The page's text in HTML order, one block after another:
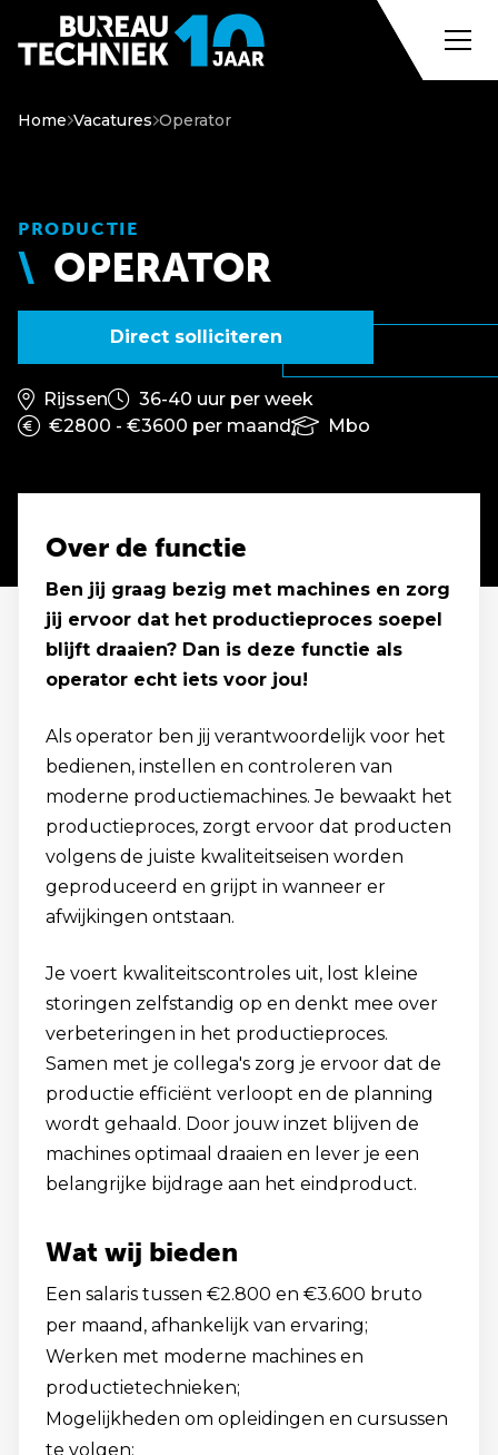
Home Vacatures Operator
PRODUCTIE
OPERATOR
Direct solliciteren
Rijssen
36-40 uur per week
€2800 - €3600 per maand
Mbo
Over de functie
Ben jij graag bezig met machines en zorg
jij ervoor dat het productieproces soepel
blijft draaien? Dan is deze functie als
operator echt iets voor jou!
Als operator ben jij verantwoordelijk voor het
bedienen, instellen en controleren van
moderne productiemachines. Je bewaakt het
productieproces, zorgt ervoor dat producten
volgens de juiste kwaliteitseisen worden
geproduceerd en grijpt in wanneer er
afwijkingen ontstaan.
Je voert kwaliteitscontroles uit, lost kleine
storingen zelfstandig op en denkt mee over
verbeteringen in het productieproces.
Samen met je collega's zorg je ervoor dat de
productie efficiënt verloopt en de planning
wordt gehaald. Door jouw inzet blijven de
machines optimaal draaien en lever je een
belangrijke bijdrage aan het eindproduct.
Wat wij bieden
Een salaris tussen €2.800 en €3.600 bruto
per maand, afhankelijk van ervaring;
Werken met moderne machines en
productietechnieken;
Mogelijkheden om opleidingen en cursussen
te volgen;